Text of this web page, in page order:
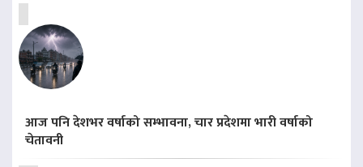
आज पनि देशभर वर्षाको सम्भावना, चार प्रदेशमा भारी वर्षाको
चेतावनी